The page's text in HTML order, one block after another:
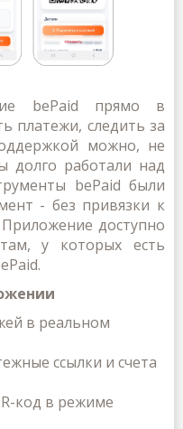
bePaid прямо в
платежи, следить за
можно, не
долго работали над
bePaid были
- без привязки к
доступно
у которых есть
в реальном
ссылки и счета
код в режиме